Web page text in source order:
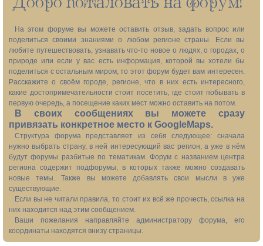
На этом форуме вы можете оставить отзыв, задать вопрос или
поделиться своими знаниями о любом регионе страны. Если вы
любите путешествовать, узнавать что-то новое о людях, о городах, о
природе или если у вас есть информация, которой вы хотели бы
поделиться с остальным миром, то этот форум будет вам интересен.
Расскажите о своём городе, регионе, что в них есть интересного,
какие достопримечательности стоит посетить, где стоит побывать в
первую очередь, а посещение каких мест можно оставить на потом.
В своих сообщениях вы можете сразу
привязать конкретное место к GoogleMaps.
Структура форума представляет из себя следующее: сначала
нужно выбрать страну, в ней интересующий вас регион, а уже в нём
будут форумы разбитые по тематикам. Форум с названием центра
региона содержит подфорумы, в которых также можно создавать
новые темы. Также вы можете добавлять свои мысли в уже
существующие.
Если вы не читали правила, то стоит их всё же прочесть, ссылка на
них находится над этим сообщением.
Ваши пожелания направляйте администратору форума, его
координаты находятся внизу страницы.